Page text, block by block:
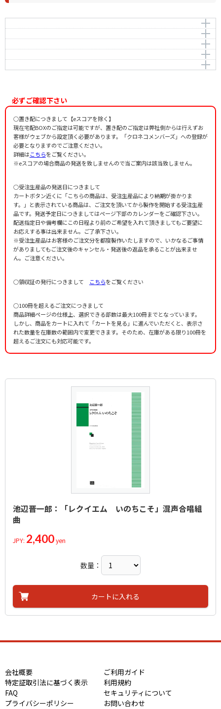
よびかけ
作曲者：池辺 晋一郎
Ikebe，Shinichiro
作詞者：土井大介
虫けら
作曲者：池辺 晋一郎
Ikebe，Shinichiro
作詞者：土井大介
川面に
作曲者：池辺 晋一郎
Ikebe，Shinichiro
祈り
作曲者：池辺 晋一郎
誓い
作詞者：日本国憲法
必ずご確認下さい
○置き配につきまして【eスコアを除く】
現在宅配BOXのご指定は可能ですが、置き配のご指定は弊社側からは行えずお
客様がウェブから設定頂く必要があります。「クロネコメンバーズ」への登録が
必要となりますのでご注意ください。
詳細はこちらをご覧ください。
※eスコアの場合商品の発送を致しませんので当ご案内は該当致しません。
○受注生産品の発送日につきまして
カートボタン近くに「こちらの商品は、受注生産品により納期が掛かりま
す。」と表示されている商品は、ご注文を頂いてから製作を開始する受注生産
品です。発送予定日につきましてはページ下部のカレンダーをご確認下さい。
配送指定日や備考欄にこの日程より前のご希望を入れて頂きましてもご要望に
お応えする事は出来ません。ご了承下さい。
※受注生産品はお客様のご注文分を都度製作いたしますので、いかなるご事情
がありましてもご注文後のキャンセル・発送後の返品を承ることが出来ませ
ん。ご注意ください。
○領収証の発行につきまして こちらをご覧ください
○100冊を超えるご注文につきまして
商品詳細ページの仕様上、選択できる部数は最大100冊までとなっています。
しかし、商品をカートに入れて「カートを見る」に進んでいただくと、表示さ
れた数量を在庫数の範囲内で変更できます。そのため、在庫がある限り100冊を
超えるご注文にも対応可能です。
池辺晋一郎：「レクイエム いのちこそ」混声合唱組
曲
JPY: 2,400yen
数量：
カートに入れる
会社概要
ご利用ガイド
特定証取引法に基づく表示
利用規約
FAQ
セキュリティについて
プライバシーポリシー
お問い合わせ